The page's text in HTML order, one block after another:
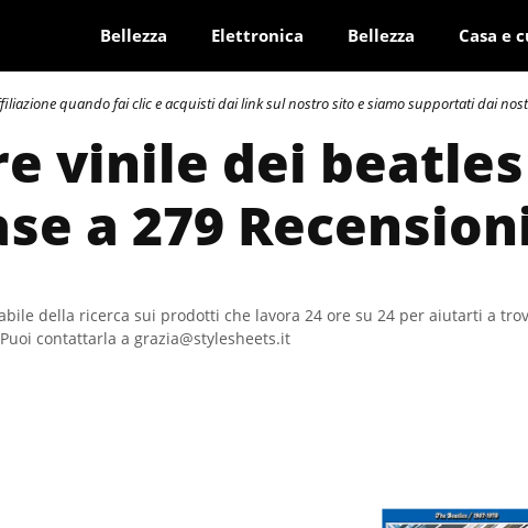
Bellezza Elettronica Bellezza Casa e
quando fai clic e acquisti dai link sul nostro sito e siamo supportati dai
vinile dei
a 279
della ricerca sui prodotti che lavora 24 ore su 24 per aiutarti a
contattarla a grazia@stylesheets.it